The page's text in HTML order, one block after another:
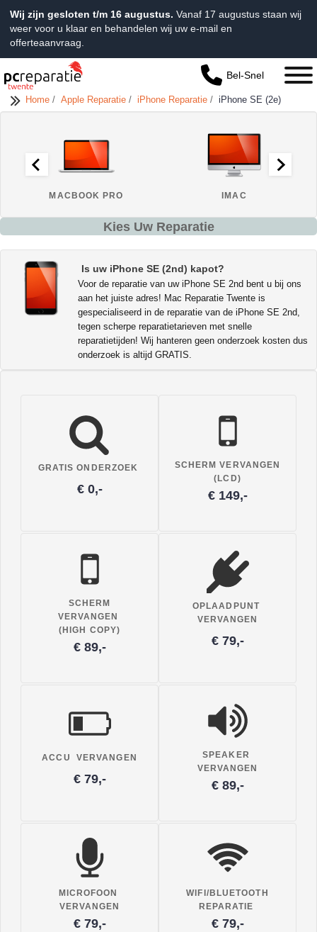
Wij zijn gesloten t/m 16 augustus. Vanaf 17 augustus staan wij
weer voor u klaar en behandelen wij uw e-mail en
offerteaanvraag.
Bel-Snel
Home / Apple Reparatie / iPhone Reparatie / iPhone SE (2e)
MACBOOK PRO IMAC
Kies Uw Reparatie
Is uw iPhone SE (2nd) kapot?
Voor de reparatie van uw iPhone SE 2nd bent u bij ons
aan het juiste adres! Mac Reparatie Twente is
gespecialiseerd in de reparatie van de iPhone SE 2nd,
tegen scherpe reparatietarieven met snelle
reparatietijden! Wij hanteren geen onderzoek kosten dus
onderzoek is altijd GRATIS.
GRATIS ONDERZOEK
€ 0,-
SCHERM VERVANGEN
(LCD)
€ 149,-
SCHERM
VERVANGEN
(HIGH COPY)
€ 89,-
OPLAADPUNT
VERVANGEN
€ 79,-
ACCU VERVANGEN
€ 79,-
SPEAKER
VERVANGEN
€ 89,-
MICROFOON
VERVANGEN
€ 79,-
WIFI/BLUETOOTH
REPARATIE
€ 79,-